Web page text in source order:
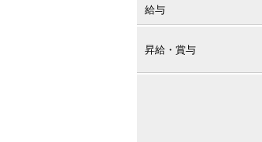
給与
昇給・賞与